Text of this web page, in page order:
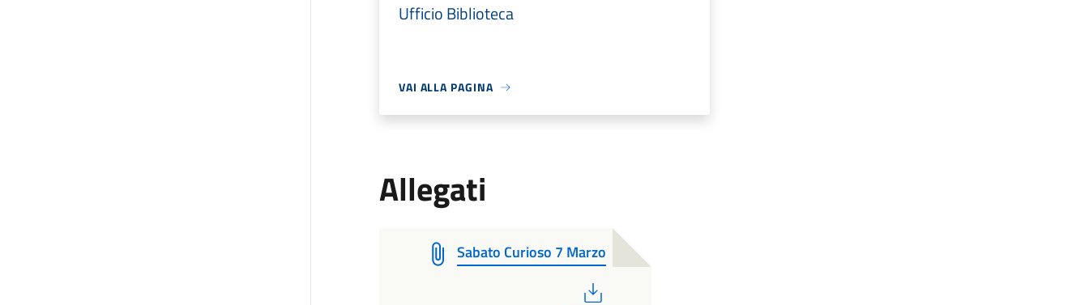
Ufficio Biblioteca
VAI ALLA PAGINA
Allegati
Sabato Curioso 7 Marzo